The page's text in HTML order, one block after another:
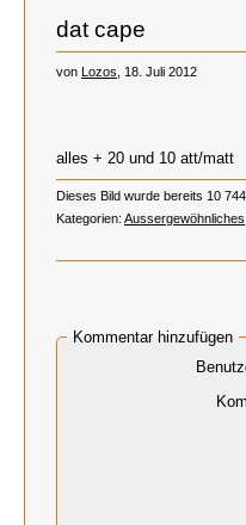
dat cape
von Lozos , 18. Juli 2012
alles + 20 und 10 att/matt
Dieses Bild wurde bereits 10
Kategorien: Aussergewöhnliches
Kommentar hinzufügen